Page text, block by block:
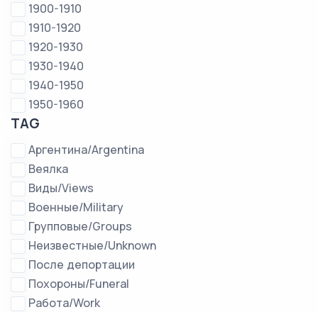
1900-1910
1910-1920
1920-1930
1930-1940
1940-1950
1950-1960
TAG
Аргентина/Argentina
Веялка
Виды/Views
Военные/Military
Групповые/Groups
Неизвестные/Unknown
После депортации
Похороны/Funeral
Работа/Work